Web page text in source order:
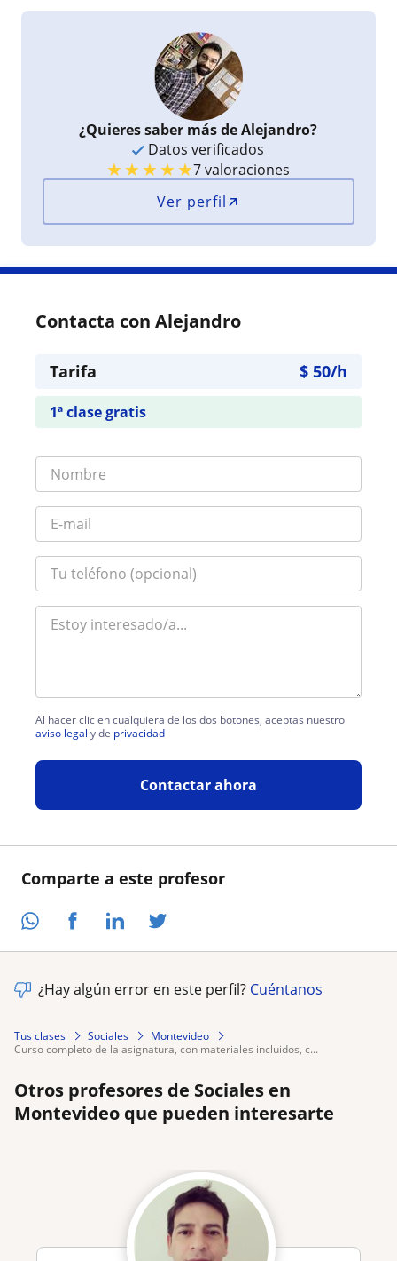
Comparte a este profesor
¿Quieres saber más de Alejandro?
Datos verificados
★★★★★7 valoraciones
Ver perfil
Contacta con Alejandro
Tarifa $ 50/h
1ª clase gratis
Al hacer clic en cualquiera de los dos botones, aceptas nuestro
aviso legal y de privacidad
Contactar ahora
¿Hay algún error en este perfil? Cuéntanos
Tus clases Sociales
Montevideo
curso completo de la asignatura, con materiales incluidos, c...
Otros profesores de Sociales en
Montevideo que pueden interesarte